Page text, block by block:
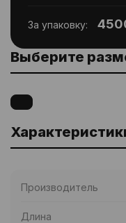
За упаковку:
Выберите
Производитель
Длина